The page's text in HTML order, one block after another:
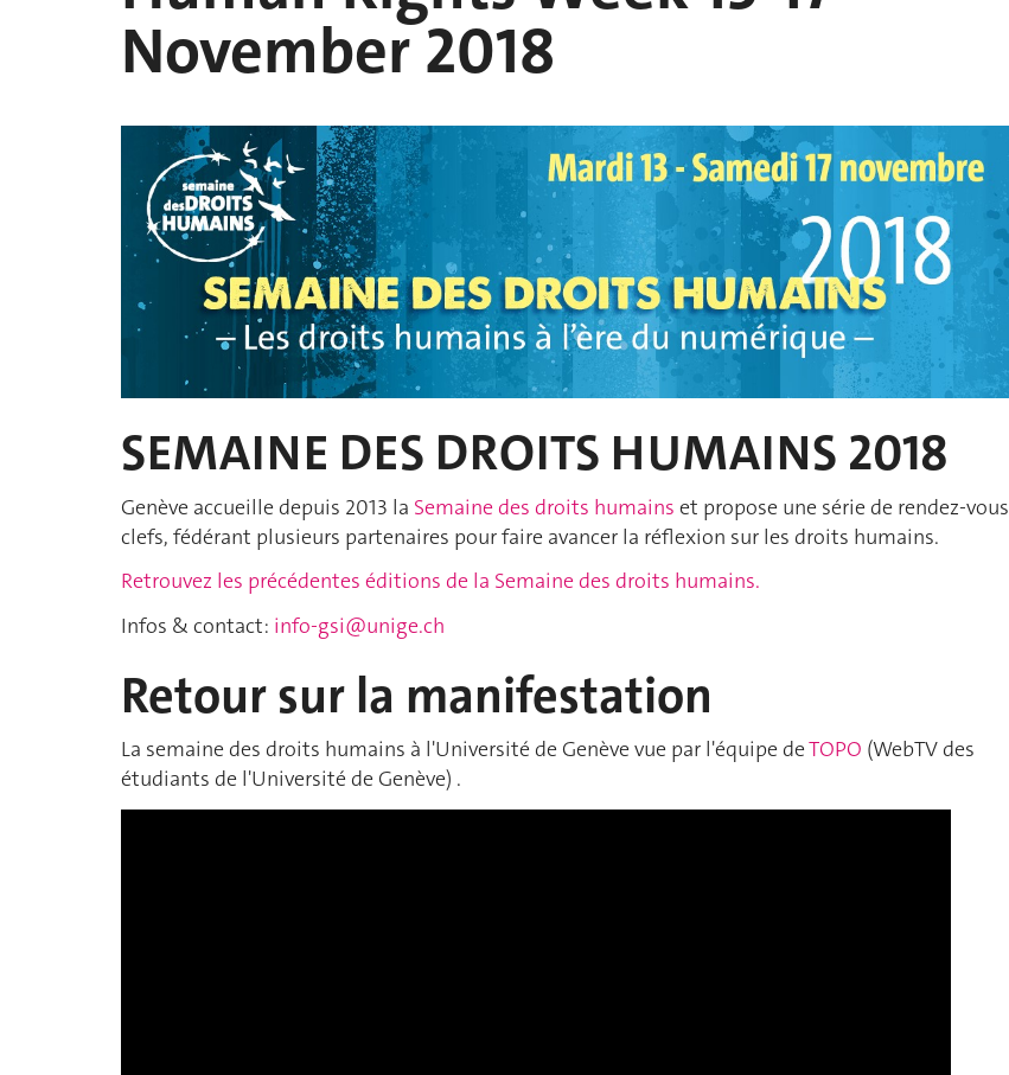
November 2018
SEMAINE DES DROITS HUMAINS 2018
Genève accueille depuis 2013 la Semaine des droits humains et propose une série de rendez-vous
clefs, fédérant plusieurs partenaires pour faire avancer la réflexion sur les droits humains.
Retrouvez les précédentes éditions de la Semaine des droits humains.
Infos & contact: info-gsi@unige.ch
Retour sur la manifestation
La semaine des droits humains à l'Université de Genève vue par l'équipe deTOPO (WebTV des
étudiants de l'Université de Genève) .